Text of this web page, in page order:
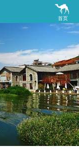

首页